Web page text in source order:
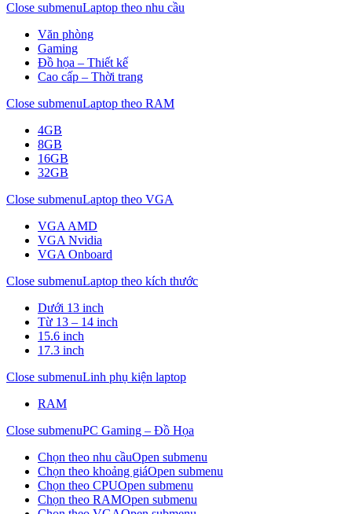
Close submenuLaptop theo nhu cầu
Văn phòng
Gaming
Đồ họa – Thiết kế
Cao cấp – Thời trang
Close submenuLaptop theo RAM
4GB
8GB
16GB
32GB
Close submenuLaptop theo VGA
VGA AMD
VGA Nvidia
VGA Onboard
Close submenuLaptop theo kích thước
Dưới 13 inch
Từ 13 – 14 inch
15.6 inch
17.3 inch
Close submenuLinh phụ kiện laptop
RAM
Close submenuPC Gaming – Đồ Họa
Chọn theo nhu cầuOpen submenu
Chọn theo khoảng giáOpen submenu
Chọn theo CPUOpen submenu
Chọn theo RAMOpen submenu